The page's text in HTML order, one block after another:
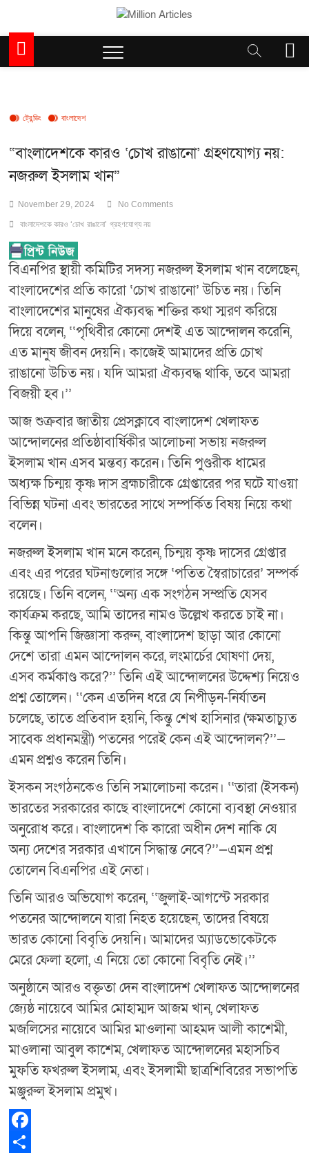
contentMillion Articles
M
e
t
ট্রেন্ডিং বাংলাদেশ
“বাংলাদেশকে কারও ‘চোখ রাঙানো’ গ্রহণযোগ্য নয়:
নজরুল ইসলাম খান”
November 29, 2024 No Comments
বাংলাদেশকে কারও ‘চোখ রাঙানো’ গ্রহণযোগ্য নয়
বিএনপির স্থায়ী কমিটির সদস্য নজরুল ইসলাম খান বলেছেন,
বাংলাদেশের প্রতি কারো ‘চোখ রাঙানো’ উচিত নয়। তিনি
বাংলাদেশের মানুষের ঐক্যবদ্ধ শক্তির কথা স্মরণ করিয়ে
দিয়ে বলেন, ‘‘পৃথিবীর কোনো দেশই এত আন্দোলন করেনি,
এত মানুষ জীবন দেয়নি। কাজেই আমাদের প্রতি চোখ
রাঙানো উচিত নয়। যদি আমরা ঐক্যবদ্ধ থাকি, তবে আমরা
বিজয়ী হব।’’
আজ শুক্রবার জাতীয় প্রেসক্লাবে বাংলাদেশ খেলাফত
আন্দোলনের প্রতিষ্ঠাবার্ষিকীর আলোচনা সভায় নজরুল
ইসলাম খান এসব মন্তব্য করেন। তিনি পুণ্ডরীক ধামের
অধ্যক্ষ চিন্ময় কৃষ্ণ দাস ব্রহ্মচারীকে গ্রেপ্তারের পর ঘটে যাওয়া
বিভিন্ন ঘটনা এবং ভারতের সাথে সম্পর্কিত বিষয় নিয়ে কথা
বলেন।
নজরুল ইসলাম খান মনে করেন, চিন্ময় কৃষ্ণ দাসের গ্রেপ্তার
এবং এর পরের ঘটনাগুলোর সঙ্গে ‘পতিত স্বৈরাচারের’ সম্পর্ক
রয়েছে। তিনি বলেন, ‘‘অন্য এক সংগঠন সম্প্রতি যেসব
কার্যক্রম করছে, আমি তাদের নামও উল্লেখ করতে চাই না।
কিন্তু আপনি জিজ্ঞাসা করুন, বাংলাদেশ ছাড়া আর কোনো
দেশে তারা এমন আন্দোলন করে, লংমার্চের ঘোষণা দেয়,
এসব কর্মকাণ্ড করে?’’ তিনি এই আন্দোলনের উদ্দেশ্য নিয়েও
প্রশ্ন তোলেন। ‘‘কেন এতদিন ধরে যে নিপীড়ন-নির্যাতন
চলেছে, তাতে প্রতিবাদ হয়নি, কিন্তু শেখ হাসিনার (ক্ষমতাচ্যুত
সাবেক প্রধানমন্ত্রী) পতনের পরেই কেন এই আন্দোলন?’’—
এমন প্রশ্নও করেন তিনি।
ইসকন সংগঠনকেও তিনি সমালোচনা করেন। ‘‘তারা (ইসকন)
ভারতের সরকারের কাছে বাংলাদেশে কোনো ব্যবস্থা নেওয়ার
অনুরোধ করে। বাংলাদেশ কি কারো অধীন দেশ নাকি যে
অন্য দেশের সরকার এখানে সিদ্ধান্ত নেবে?’’—এমন প্রশ্ন
তোলেন বিএনপির এই নেতা।
তিনি আরও অভিযোগ করেন, ‘‘জুলাই-আগস্টে সরকার
পতনের আন্দোলনে যারা নিহত হয়েছেন, তাদের বিষয়ে
ভারত কোনো বিবৃতি দেয়নি। আমাদের অ্যাডভোকেটকে
মেরে ফেলা হলো, এ নিয়ে তো কোনো বিবৃতি নেই।’’
অনুষ্ঠানে আরও বক্তৃতা দেন বাংলাদেশ খেলাফত আন্দোলনের
জ্যেষ্ঠ নায়েবে আমির মোহাম্মদ আজম খান, খেলাফত
মজলিসের নায়েবে আমির মাওলানা আহমদ আলী কাশেমী,
মাওলানা আবুল কাশেম, খেলাফত আন্দোলনের মহাসচিব
মুফতি ফখরুল ইসলাম, এবং ইসলামী ছাত্রশিবিরের সভাপতি
মঞ্জুরুল ইসলাম প্রমুখ।
F